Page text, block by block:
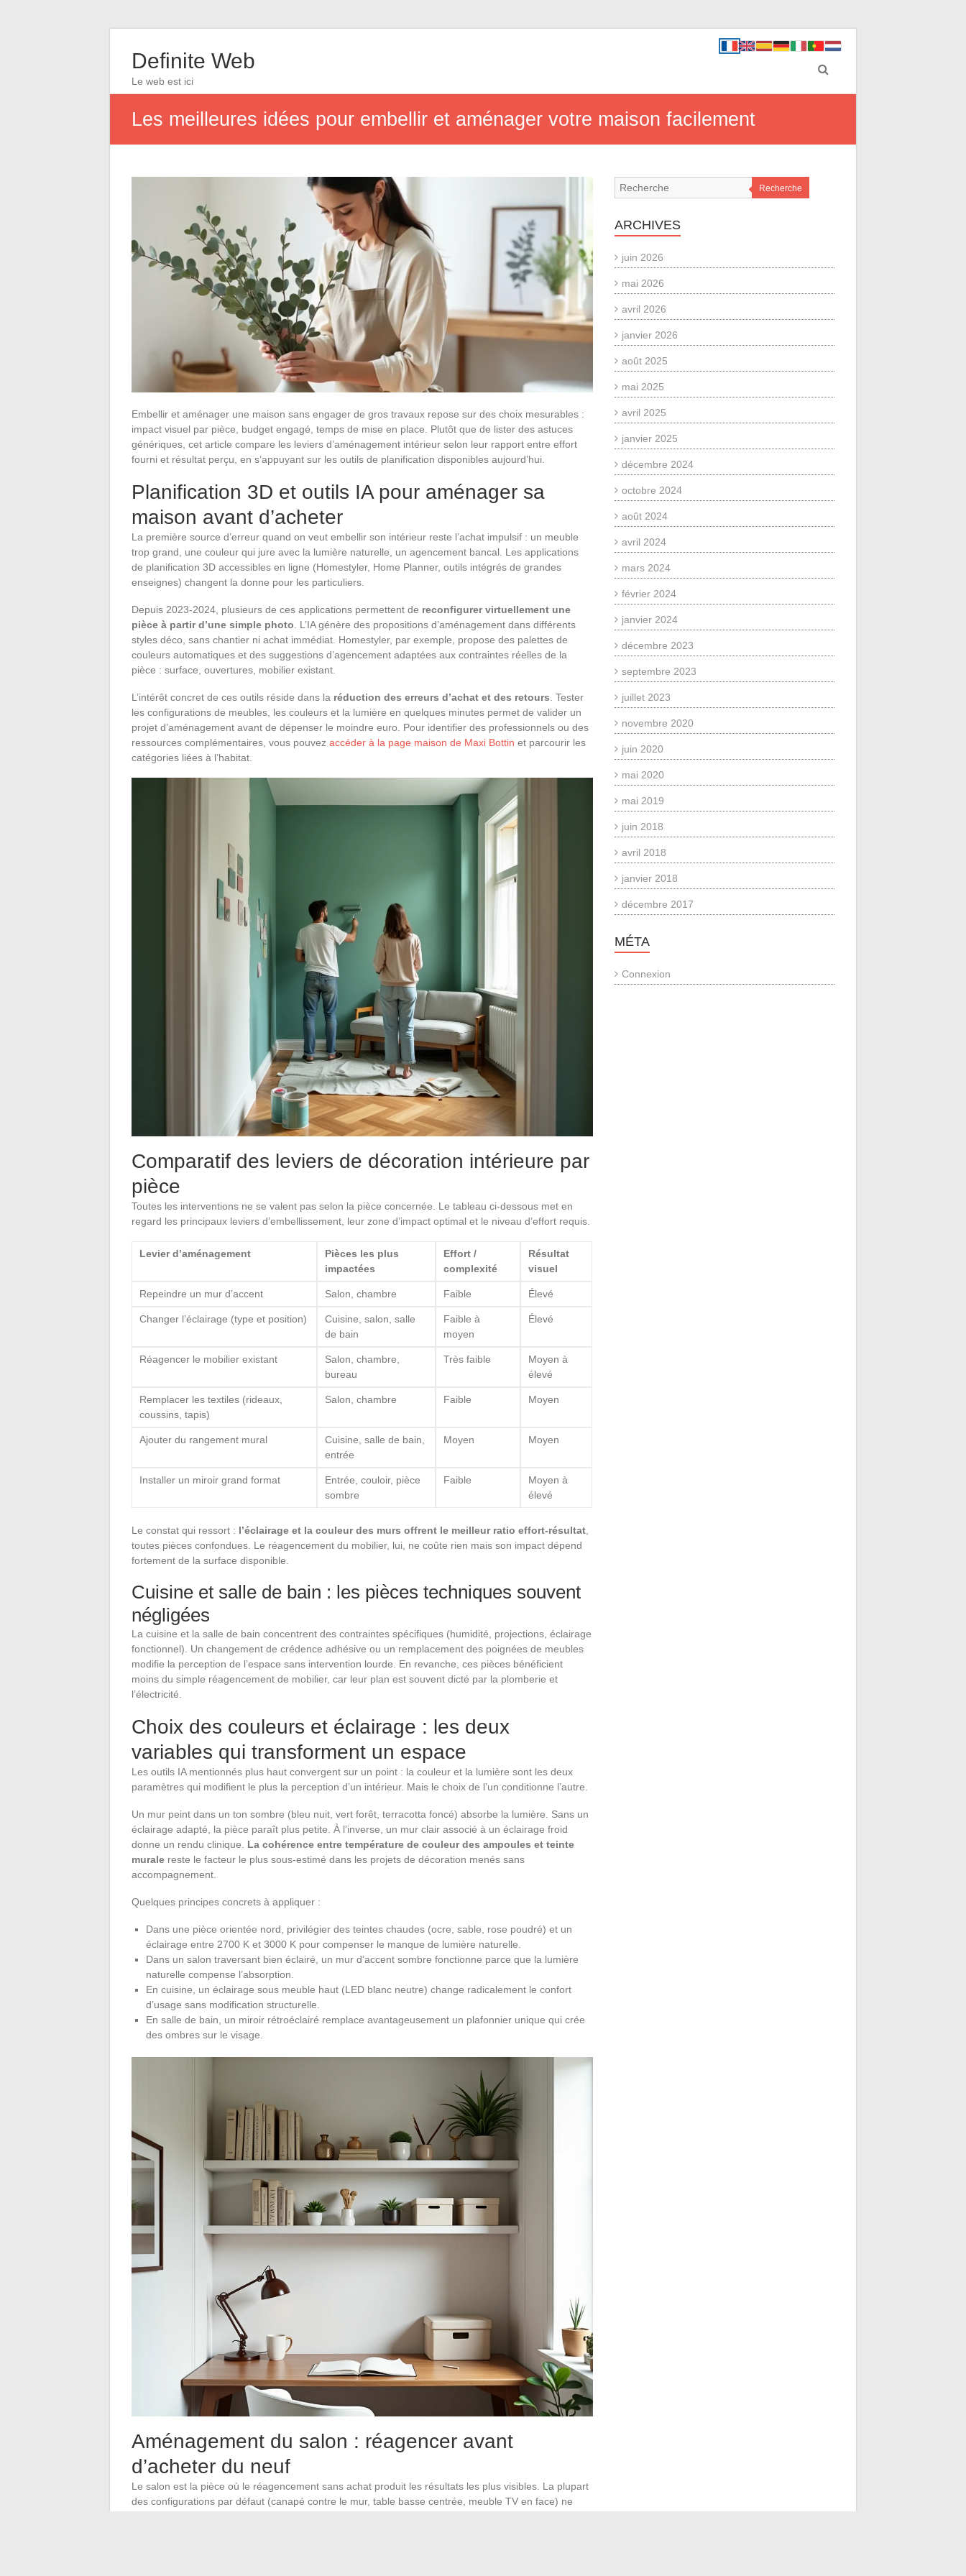
Definite Web
Le web est ici
Les meilleures idées pour embellir et aménager votre maison facilement
Embellir et aménager une maison sans engager de gros travaux repose sur des choix mesurables :
impact visuel par pièce, budget engagé, temps de mise en place. Plutôt que de lister des astuces
génériques, cet article compare les leviers d’aménagement intérieur selon leur rapport entre effort
fourni et résultat perçu, en s’appuyant sur les outils de planification disponibles aujourd’hui.
Planification 3D et outils IA pour aménager sa
maison avant d’acheter
La première source d’erreur quand on veut embellir son intérieur reste l’achat impulsif : un meuble
trop grand, une couleur qui jure avec la lumière naturelle, un agencement bancal. Les applications
de planification 3D accessibles en ligne (Homestyler, Home Planner, outils intégrés de grandes
enseignes) changent la donne pour les particuliers.
Depuis 2023-2024, plusieurs de ces applications permettent de reconfigurer virtuellement une
pièce à partir d’une simple photo . L’IA génère des propositions d’aménagement dans différents
styles déco, sans chantier ni achat immédiat. Homestyler, par exemple, propose des palettes de
couleurs automatiques et des suggestions d’agencement adaptées aux contraintes réelles de la
pièce : surface, ouvertures, mobilier existant.
L’intérêt concret de ces outils réside dans la réduction des erreurs d’achat et des retours . Tester
les configurations de meubles, les couleurs et la lumière en quelques minutes permet de valider un
projet d’aménagement avant de dépenser le moindre euro. Pour identifier des professionnels ou des
ressources complémentaires, vous pouvez accéder à la page maison de Maxi Bottin et parcourir les
catégories liées à l’habitat.
Comparatif des leviers de décoration intérieure par
pièce
Toutes les interventions ne se valent pas selon la pièce concernée. Le tableau ci-dessous met en
regard les principaux leviers d’embellissement, leur zone d’impact optimal et le niveau d’effort requis.
Levier d’aménagement
Pièces les plus
impactées
Effort /
complexité
Résultat
visuel
Repeindre un mur d’accent Salon, chambre Faible Élevé
Changer l’éclairage (type et position)
Cuisine, salon, salle
de bain
Faible à
moyen
Élevé
Réagencer le mobilier existant
Salon, chambre,
bureau
Très faible
Moyen à
élevé
Remplacer les textiles (rideaux,
coussins, tapis)
Salon, chambre Faible Moyen
Ajouter du rangement mural
Cuisine, salle de bain,
entrée
Moyen Moyen
Installer un miroir grand format
Entrée, couloir, pièce
sombre
Faible
Moyen à
élevé
Le constat qui ressort : l’éclairage et la couleur des murs offrent le meilleur ratio effort-résultat,
toutes pièces confondues. Le réagencement du mobilier, lui, ne coûte rien mais son impact dépend
fortement de la surface disponible.
Cuisine et salle de bain : les pièces techniques souvent
négligées
La cuisine et la salle de bain concentrent des contraintes spécifiques (humidité, projections, éclairage
fonctionnel). Un changement de crédence adhésive ou un remplacement des poignées de meubles
modifie la perception de l’espace sans intervention lourde. En revanche, ces pièces bénéficient
moins du simple réagencement de mobilier, car leur plan est souvent dicté par la plomberie et
l’électricité.
Choix des couleurs et éclairage : les deux
variables qui transforment un espace
Les outils IA mentionnés plus haut convergent sur un point : la couleur et la lumière sont les deux
paramètres qui modifient le plus la perception d’un intérieur. Mais le choix de l’un conditionne l’autre.
Un mur peint dans un ton sombre (bleu nuit, vert forêt, terracotta foncé) absorbe la lumière. Sans un
éclairage adapté, la pièce paraît plus petite. À l’inverse, un mur clair associé à un éclairage froid
donne un rendu clinique. La cohérence entre température de couleur des ampoules et teinte
murale reste le facteur le plus sous-estimé dans les projets de décoration menés sans
accompagnement.
Quelques principes concrets à appliquer :
Dans une pièce orientée nord, privilégier des teintes chaudes (ocre, sable, rose poudré) et un
éclairage entre 2700 K et 3000 K pour compenser le manque de lumière naturelle.
Dans un salon traversant bien éclairé, un mur d’accent sombre fonctionne parce que la lumière
naturelle compense l’absorption.
En cuisine, un éclairage sous meuble haut (LED blanc neutre) change radicalement le confort
d’usage sans modification structurelle.
En salle de bain, un miroir rétroéclairé remplace avantageusement un plafonnier unique qui crée
des ombres sur le visage.
Aménagement du salon : réagencer avant
d’acheter du neuf
Le salon est la pièce où le réagencement sans achat produit les résultats les plus visibles. La plupart
des configurations par défaut (canapé contre le mur, table basse centrée, meuble TV en face) ne
Recherche
ARCHIVES
juin 2026
mai 2026
avril 2026
janvier 2026
août 2025
mai 2025
avril 2025
janvier 2025
décembre 2024
octobre 2024
août 2024
avril 2024
mars 2024
février 2024
janvier 2024
décembre 2023
septembre 2023
juillet 2023
novembre 2020
juin 2020
mai 2020
mai 2019
juin 2018
avril 2018
janvier 2018
décembre 2017
MÉTA
Connexion